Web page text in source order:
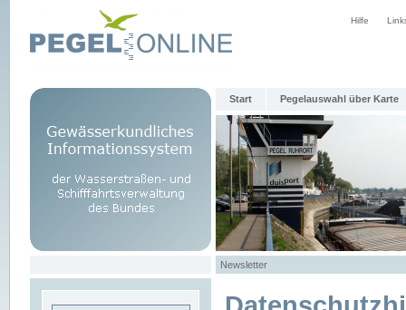
Hilfe
Start Pegelauswahl über Karte
Newsletter